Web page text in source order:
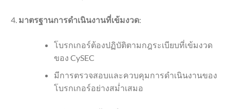
มาตรฐานการดำเนินงานที่เข้มงวด:
โบรกเกอร์ต้องปฏิบัติตามกฎระเบียบที่เข้มงวด
ของ CySEC
มีการตรวจสอบและควบคุมการดำเนินงานของ
โบรกเกอร์อย่างสม่ำเสมอ